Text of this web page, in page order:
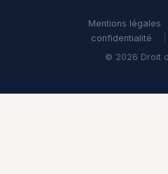
Mentions légales
confidentialité
© 2026 Droit